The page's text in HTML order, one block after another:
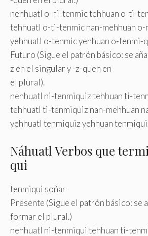
nehhuatl o-ni-tenmic tehhuan o-ti-
tehhuatl o-ti-tenmic nan-mehhuan
yehhuatl o-tenmic yehhuan o-tenmi-
Futuro (Sigue el patrón básico: se
z en el singular y -z-quen en
el plural).
nehhuatl ni-tenmiquiz tehhuan ti-
tehhuatl ti-tenmiquiz nan-mehhuan
yehhuatl tenmiquiz yehhuan
Náhuatl Verbos que
qui
tenmiqui soñar
Presente (Sigue el patrón básico: se
formar el plural.)
nehhuatl ni-tenmiqui tehhuan ti-